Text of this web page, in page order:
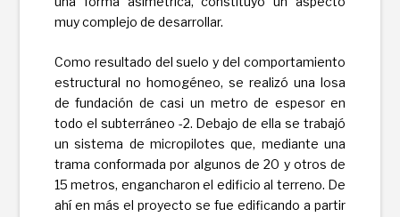
muy complejo de desarrollar.
Como resultado del suelo y del comportamiento
estructural no homogéneo, se realizó una losa
de fundación de casi un metro de espesor en
todo el subterráneo -2. Debajo de ella se trabajó
un sistema de micropilotes que, mediante una
trama conformada por algunos de 20 y otros de
15 metros, engancharon el edificio al terreno. De
ahí en más el proyecto se fue edificando a partir